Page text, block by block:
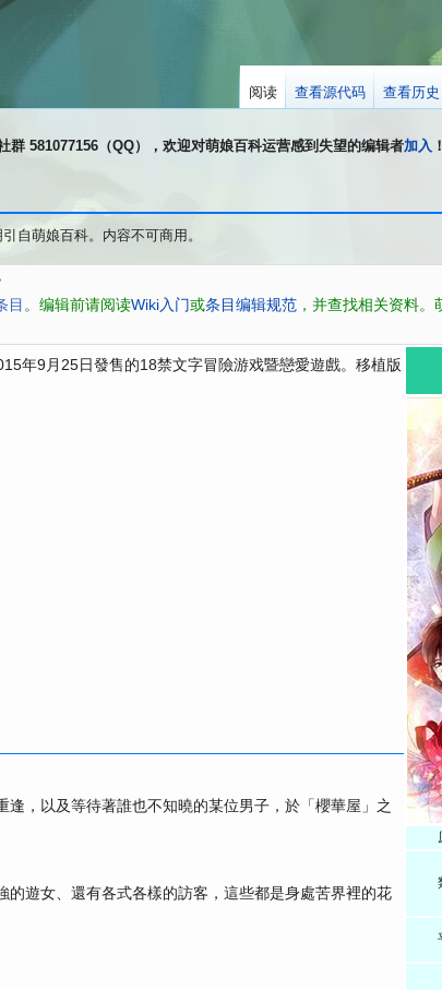
群 581077156（QQ），欢迎对萌娘百科运营感到失望的编辑者加入 ！
自萌娘百科。内容不可商用。
目 。编辑前请阅读Wiki入门或条目编辑规范，并查找相关资料。
年9月25日發售的18禁文字冒險游戏暨戀愛遊戲。移植版
逢，以及等待著誰也不知曉的某位男子，於「櫻華屋」之
遊女、還有各式各樣的訪客，這些都是身處苦界裡的花
阅读 查看源代码 查看历史